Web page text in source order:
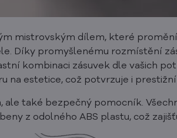
mistrovským dílem, které
Díky promyšlenému rozmístění
kombinaci zásuvek dle vašich
na estetice, což potvrzuje i
ale také bezpečný pomocník.
z odolného ABS plastu, což